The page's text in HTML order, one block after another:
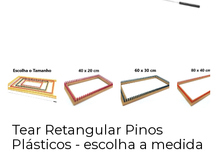
Tear Retangular Pinos
Plásticos - escolha a medida